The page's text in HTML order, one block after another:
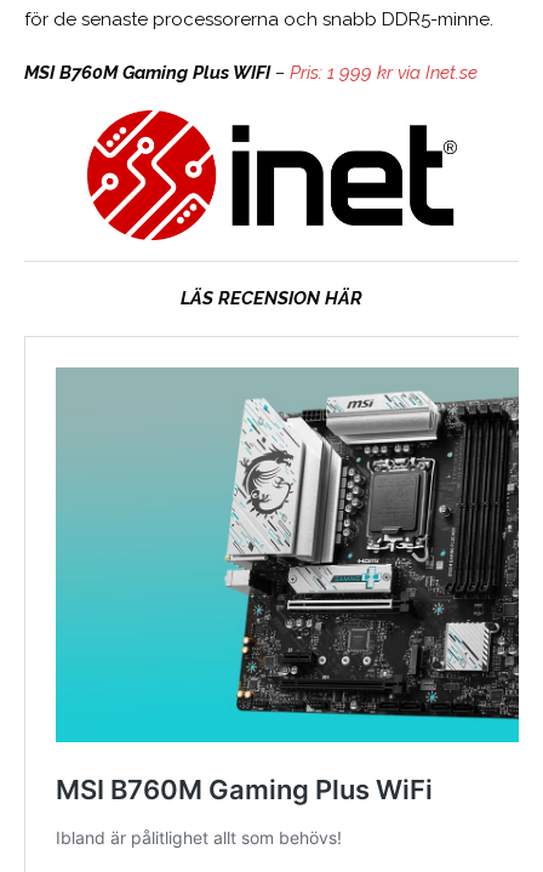
för de senaste processorerna och snabb DDR5-minne.
MSI B760M Gaming Plus WIFI– Pris: 1 999 kr via Inet.se
LÄS RECENSION HÄR